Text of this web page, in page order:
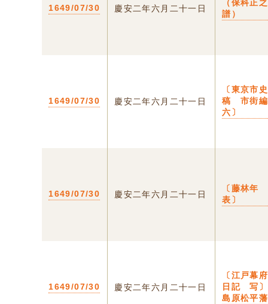
1649/07/30 慶安二年六月二十一日
（保科正之
譜）
1649/07/30 慶安二年六月二十一日
〔東京市史
稿 市街編
六〕
1649/07/30 慶安二年六月二十一日
〔藤林年
表〕
1649/07/30 慶安二年六月二十一日
〔江戸幕府
日記 写〕
島原松平藩